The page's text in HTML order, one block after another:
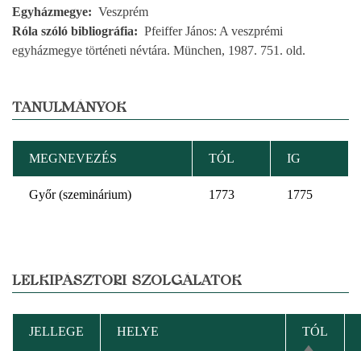
Egyházmegye
Veszprém
Róla szóló bibliográfia
Pfeiffer János: A veszprémi
egyházmegye történeti névtára. München, 1987. 751. old.
TANULMÁNYOK
MEGNEVEZÉS TÓL IG
Győr (szeminárium) 1773 1775
LELKIPÁSZTORI SZOLGÁLATOK
JELLEGE HELYE
TÓL